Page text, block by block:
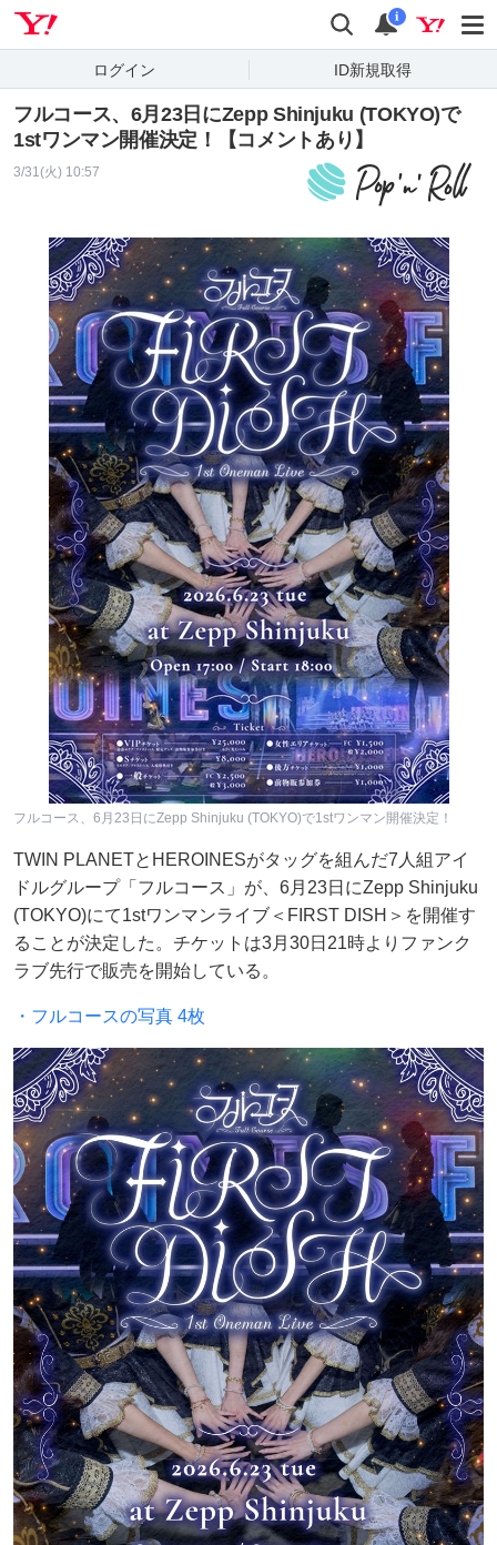
検索 通知
i
ログイン ID新規取得
フルコース、6月23日にZepp Shinjuku (TOKYO)で
1stワンマン開催決定！【コメントあり】
3/31(火) 10:57
フルコース、6月23日にZepp Shinjuku (TOKYO)で1stワンマン開催決定！
TWIN PLANETとHEROINESがタッグを組んだ7人組アイ
ドルグループ「フルコース」が、6月23日にZepp Shinjuku
(TOKYO)にて1stワンマンライブ＜FIRST DISH＞を開催す
ることが決定した。チケットは3月30日21時よりファンク
ラブ先行で販売を開始している。
・フルコースの写真 4枚